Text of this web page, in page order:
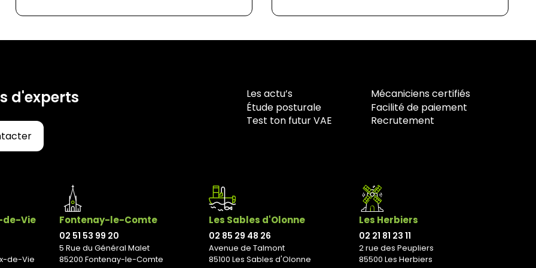
d'experts Les actu’s
Mécaniciens certifiés
Étude posturale
Facilité de paiement
Test ton futur VAE
Recrutement
Vie
de-Vie
Fontenay-le-Comte
02 51 53 99 20
5 Rue du Général Malet
85200 Fontenay-le-Comte
Les Sables d'Olonne
02 85 29 48 26
Avenue de Talmont
85100 Les Sables d'Olonne
Les Herbiers
02 21 81 23 11
2 rue des Peupliers
85500 Les Herbiers